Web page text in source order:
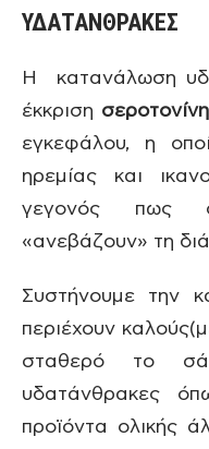
ΥΔΑΤΑΝΘΡΑΚΕΣ
Η κατανάλωση
έκκριση
εγκεφάλου, η
ηρεμίας και
γεγονός πως
«ανεβάζουν» τη
Συστήνουμε την
περιέχουν
σταθερό το
υδατάνθρακες
προϊόντα ολικής